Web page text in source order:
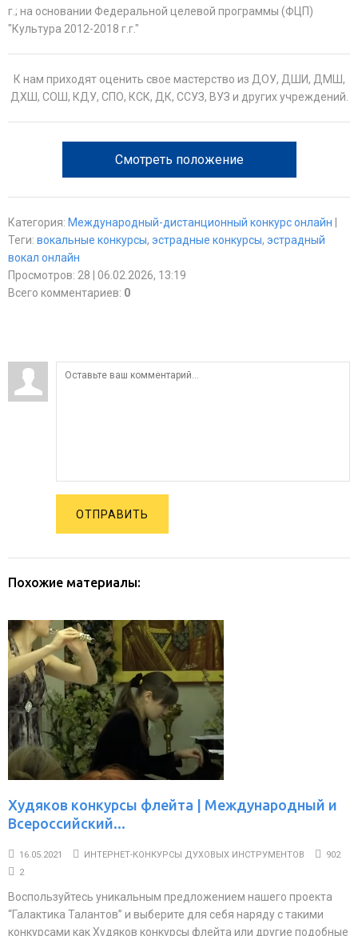
г.; на основании Федеральной целевой программы (ФЦП)
"Культура 2012-2018 г.г."
К нам приходят оценить свое мастерство из ДОУ, ДШИ, ДМШ,
ДХШ, СОШ, КДУ, СПО, КСК, ДК, ССУЗ, ВУЗ и других учреждений.
Смотреть положение
Категория: Международный-дистанционный конкурс онлайн
Теги: вокальные конкурсы, эстрадные конкурсы, эстрадный
вокал онлайн
Просмотров: 28 | 06.02.2026, 13:19
Всего комментариев: 0
ОТПРАВИТЬ
Похожие материалы:
Худяков конкурсы флейта | Международный и
Всероссийский...
16.05.2021 ИНТЕРНЕТ-КОНКУРСЫ ДУХОВЫХ ИНСТРУМЕНТОВ
902
2
Воспользуйтесь уникальным предложением нашего проекта
“Галактика Талантов” и выберите для себя наряду с такими
конкурсами как Худяков конкурсы флейта или другие подобные